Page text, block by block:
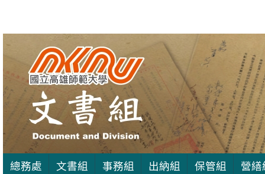
總務處 文書組 事務組 出納組 保管組 營繕